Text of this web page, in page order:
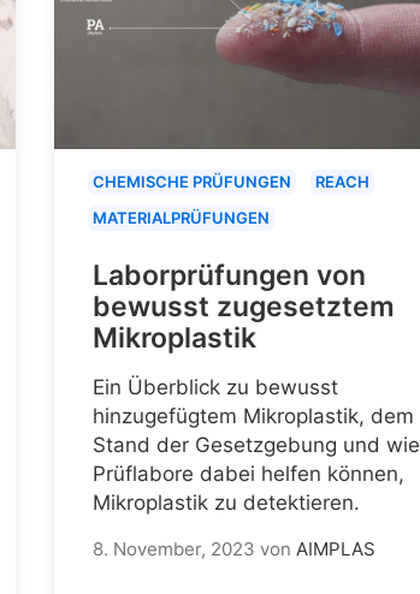
CHEMISCHE PRÜFUNGEN
REACH
MATERIALPRÜFUNGEN
Laborprüfungen von
bewusst zugesetztem
Mikroplastik
Ein Überblick zu bewusst
hinzugefügtem Mikroplastik, dem
Stand der Gesetzgebung und wie
Prüflabore dabei helfen können,
Mikroplastik zu detektieren.
8. November, 2023 von AIMPLAS